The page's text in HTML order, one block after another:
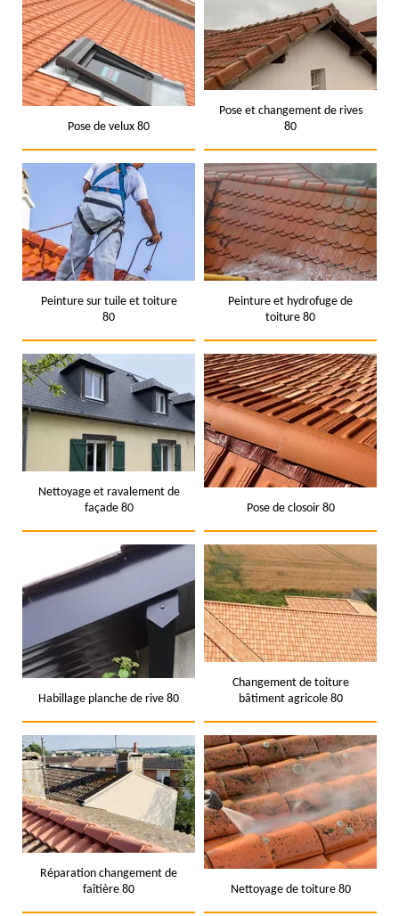
Pose de velux 80
Pose et changement de rives
80
Peinture sur tuile et toiture
80
Peinture et hydrofuge de
toiture 80
Nettoyage et ravalement de
façade 80
Pose de closoir 80
Habillage planche de rive 80
Changement de toiture
bâtiment agricole 80
Réparation changement de
faîtière 80
Nettoyage de toiture 80